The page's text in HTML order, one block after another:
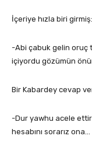
İçeriye hızla biri girmiş:
-Abi çabuk gelin oruç
içiyordu gözümün
Bir Kabardey cevap
-Dur yawhu acele
hesabını sorarız ona…